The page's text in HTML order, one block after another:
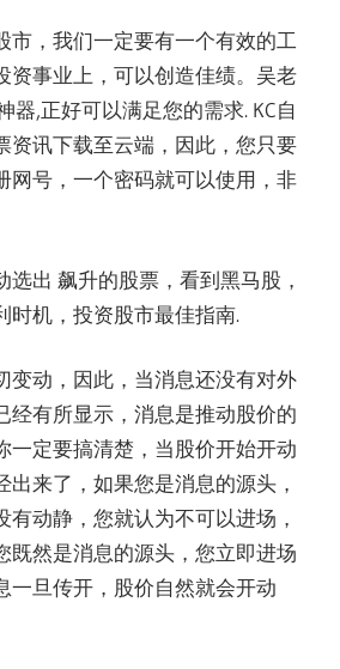
市，我们一定要有一个有效的工
资事业上，可以创造佳绩。吴老
器,正好可以满足您的需求. KC自
资讯下载至云端，因此，您只要
网号，一个密码就可以使用，非
选出 飙升的股票，看到黑马股，
时机，投资股市最佳指南.
变动，因此，当消息还没有对外
经有所显示，消息是推动股价的
一定要搞清楚，当股价开始开动
出来了，如果您是消息的源头，
有动静，您就认为不可以进场，
既然是消息的源头，您立即进场
一旦传开，股价自然就会开动